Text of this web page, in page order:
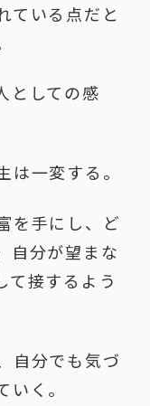
ている点だと
としての感
一変する。
を手にし、ど
自分が望まな
て接するよう
自分でも気づ
く。